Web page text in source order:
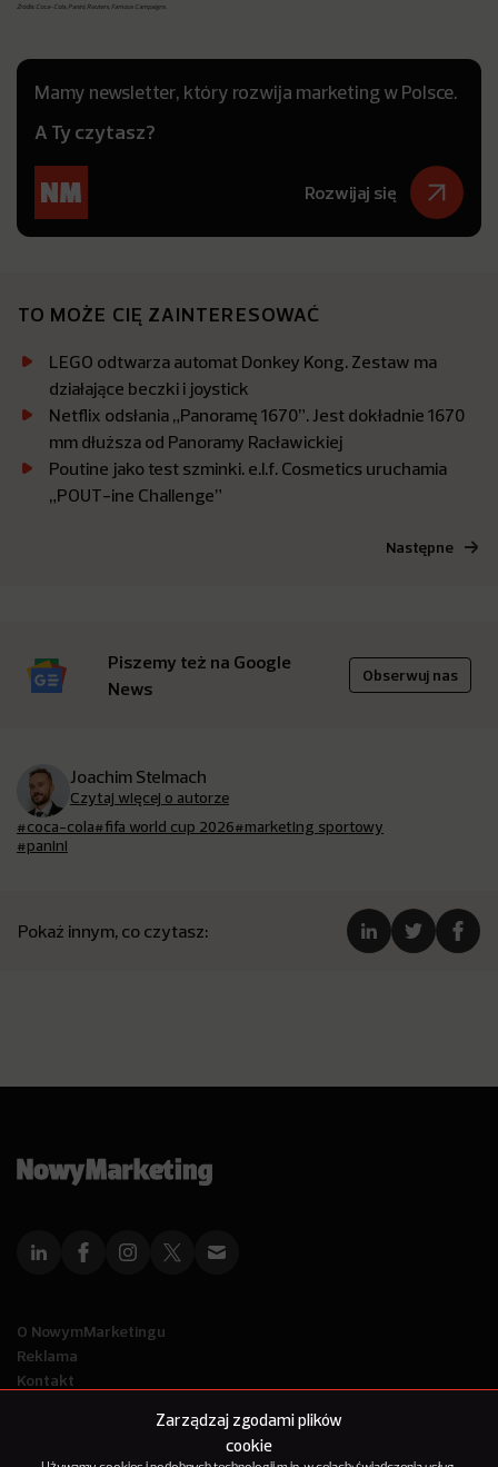
Zarządzaj zgodami plików
cookie
Źródła: Coca-Cola, Panini, Reuters, Famous Campaigns.
Mamy newsletter, który rozwija marketing w Polsce.
A Ty czytasz?
Rozwijaj się
TO MOŻE CIĘ ZAINTERESOWAĆ
LEGO odtwarza automat Donkey Kong. Zestaw ma
działające beczki i joystick
Netflix odsłania „Panoramę 1670”. Jest dokładnie 1670
mm dłuższa od Panoramy Racławickiej
Poutine jako test szminki. e.l.f. Cosmetics uruchamia
„POUT-ine Challenge”
Następne
Piszemy też na Google
News
Obserwuj nas
Joachim Stelmach
Czytaj więcej o autorze
#coca-cola#fifa world cup 2026#marketing sportowy
#panini
Pokaż innym, co czytasz:
O NowymMarketingu
Reklama
Kontakt